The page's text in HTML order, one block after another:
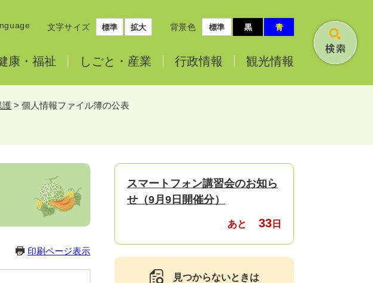
文字サイズ 標準 拡大 背景色 標準 黒 青
康・ 福祉 しごと・ 産業 行政情報 観光情報
検
護 > 個人情報ファイル簿の公表
印刷ページ表示
スマートフォン講習会のお知ら
せ（9月9日開催分）
あと 33 日
見つからないときは